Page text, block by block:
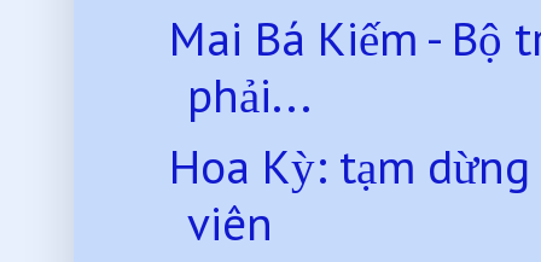
Mai Bá Kiếm - Bộ
phải...
Hoa Kỳ: tạm
viên